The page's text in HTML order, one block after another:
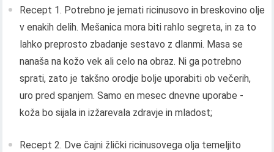
Recept 1. Potrebno je jemati ricinusovo in breskovino olje
v enakih delih. Mešanica mora biti rahlo segreta, in za to
lahko preprosto zbadanje sestavo z dlanmi. Masa se
nanaša na kožo vek ali celo na obraz. Ni ga potrebno
sprati, zato je takšno orodje bolje uporabiti ob večerih,
uro pred spanjem. Samo en mesec dnevne uporabe -
koža bo sijala in izžarevala zdravje in mladost;
Recept 2. Dve čajni žlički ricinusovega olja temeljito